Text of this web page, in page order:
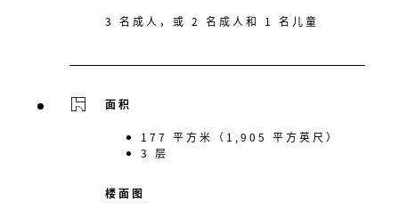
3 名成人，或 2 名成人和 1 名儿童
面积
177 平方米（1,905 平方英尺）
3 层
楼面图